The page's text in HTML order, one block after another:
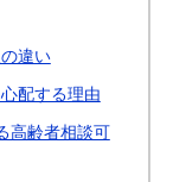
違い
配する理由
高齢者相談可